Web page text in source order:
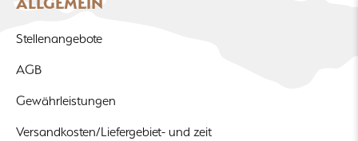
Stellenangebote
AGB
Gewährleistungen
Versandkosten/Liefergebiet- und zeit